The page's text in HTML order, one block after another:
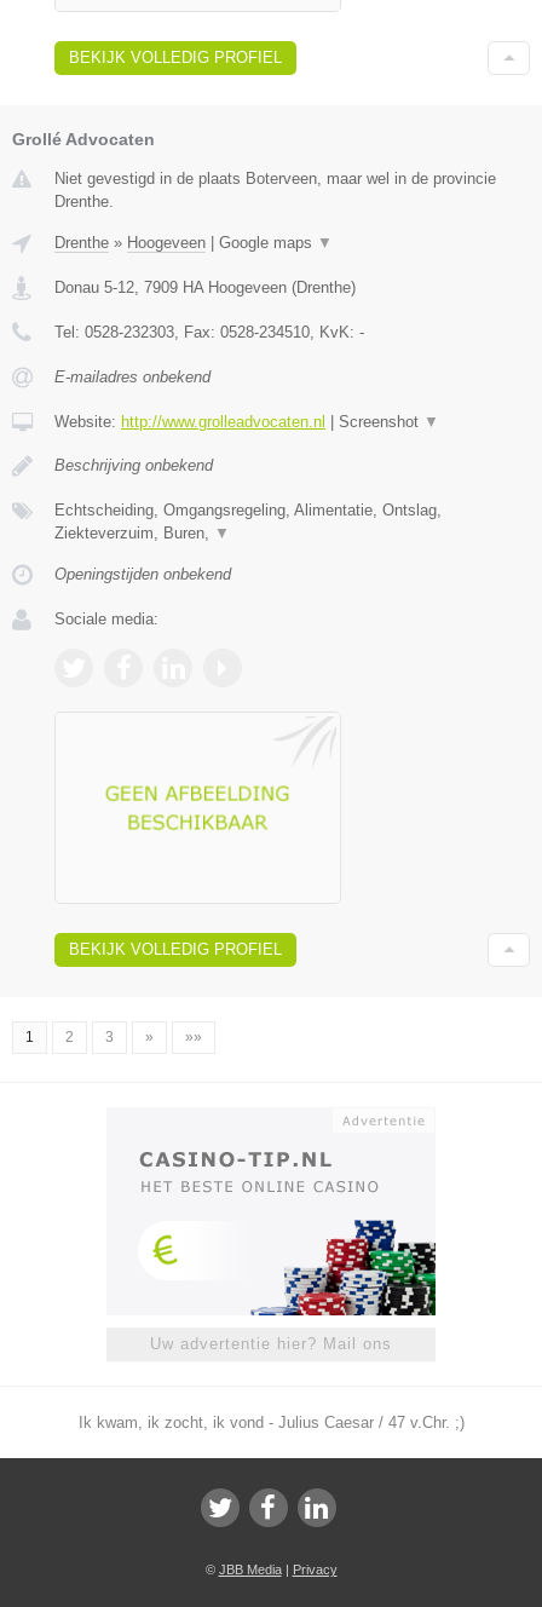
BEKIJK VOLLEDIG PROFIEL
Grollé Advocaten
Niet gevestigd in de plaats Boterveen, maar wel in de provincie
Drenthe.
Drenthe » Hoogeveen Google maps ▼
Donau 5-12, 7909 HA Hoogeveen (Drenthe)
Tel: 0528-232303, Fax: 0528-234510, KvK: -
E-mailadres onbekend
Website: http://www.grolleadvocaten.nl Screenshot ▼
Beschrijving onbekend
Echtscheiding, Omgangsregeling, Alimentatie, Ontslag,
Ziekteverzuim, Buren, ▼
Openingstijden onbekend
Sociale media:
BEKIJK VOLLEDIG PROFIEL
1 2 3 » »»
Uw advertentie hier? Mail ons
Ik kwam, ik zocht, ik vond - Julius Caesar / 47 v.Chr. ;)
© JBB Media| Privacy